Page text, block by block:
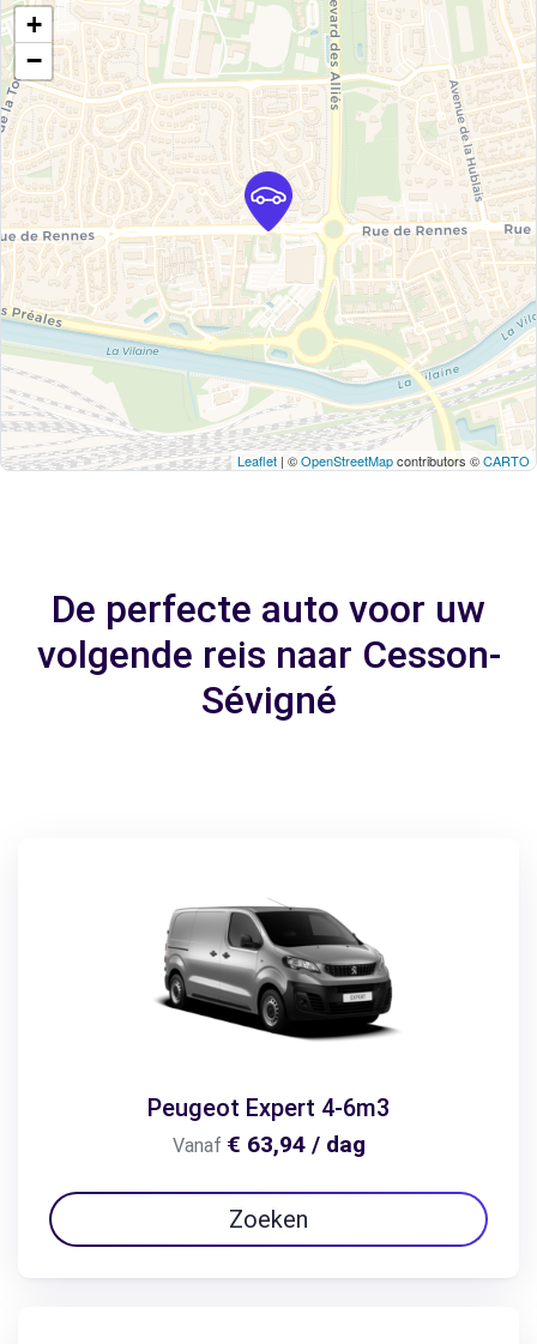
+
−
Leaflet | ©OpenStreetMapcontributors ©CARTO
De perfecte auto voor uw
volgende reis naar Cesson-
Sévigné
Peugeot Expert 4-6m3
Vanaf € 63,94 / dag
Zoeken